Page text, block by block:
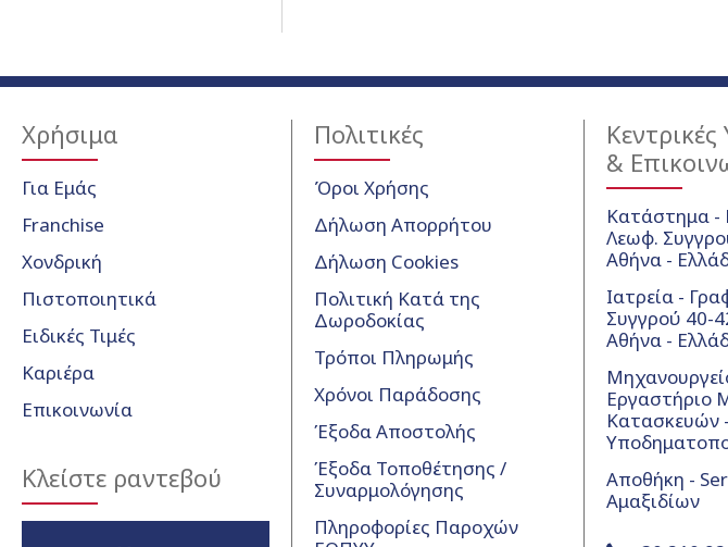
Χρήσιμα
Για Εμάς
Franchise
Χονδρική
Πιστοποιητικά
Ειδικές Τιμές
Καριέρα
Επικοινωνία
Κλείστε ραντεβού
Πολιτικές
Όροι Χρήσης
Δήλωση Απορρήτου
Δήλωση Cookies
Πολιτική Κατά της
Δωροδοκίας
Τρόποι Πληρωμής
Χρόνοι Παράδοσης
Έξοδα Αποστολής
Έξοδα Τοποθέτησης /
Συναρμολόγησης
Πληροφορίες Παροχών
&
Κατάστημα -
Λεωφ.
Αθήνα -
Ιατρεία -
Συγγρού 40-
Αθήνα -
Εργαστήριο
Κατασκευών -
Αποθήκη -
Αμαξιδίων